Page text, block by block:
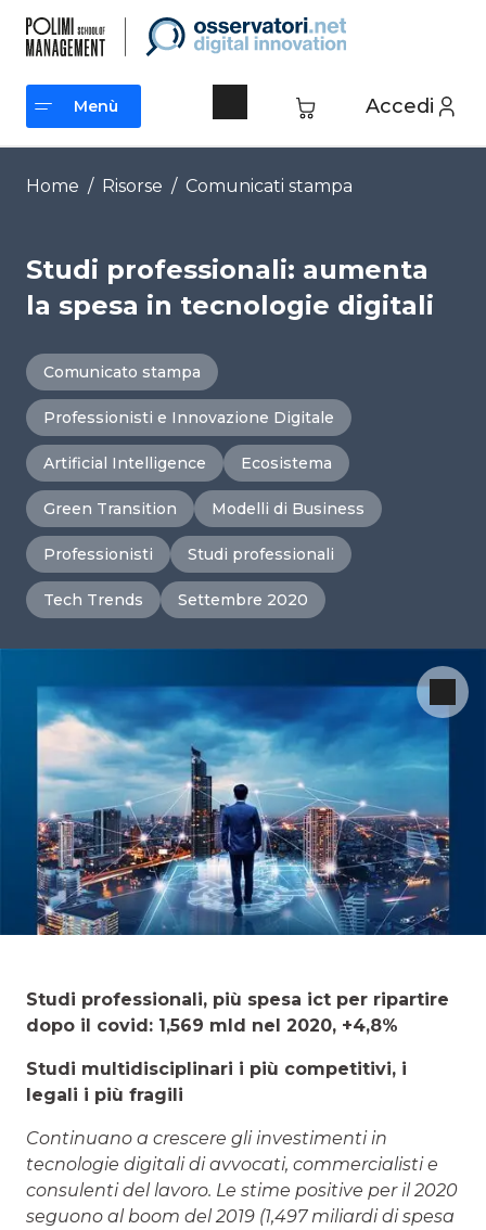
contenuto
Accedi
Menù
Menù
Home / Risorse / Comunicati stampa
Studi professionali: aumenta
la spesa in tecnologie digitali
Comunicato stampa
Professionisti e Innovazione Digitale
Artificial Intelligence Ecosistema
Green Transition Modelli di Business
Professionisti Studi professionali
Tech Trends Settembre 2020
Studi professionali, più spesa ict per ripartire
dopo il covid: 1,569 mld nel 2020, +4,8%
Studi multidisciplinari i più competitivi, i
legali i più fragili
Continuano a crescere gli investimenti in
tecnologie digitali di avvocati, commercialisti e
consulenti del lavoro. Le stime positive per il 2020
seguono al boom del 2019 (1,497 miliardi di spesa